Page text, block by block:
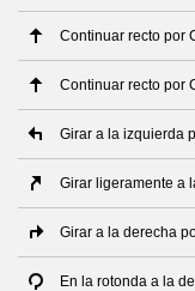
Continuar recto por
Continuar recto por
Girar a la izquierda
Girar ligeramente a
Girar a la derecha
En la rotonda a la